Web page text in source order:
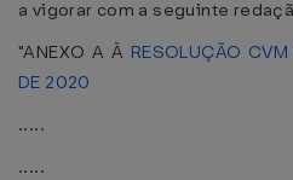
a vigorar com a seguinte
"ANEXO A À RESOLUÇÃO
DE 2020
.....
.....